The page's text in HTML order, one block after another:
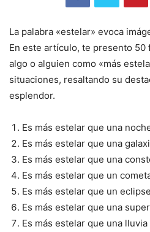
La palabra «estelar» evoca
En este artículo, te presento 50
algo o alguien como «más
situaciones, resaltando su
esplendor.
Es más estelar que una
Es más estelar que una
Es más estelar que una
Es más estelar que un
Es más estelar que un
Es más estelar que una
Es más estelar que una